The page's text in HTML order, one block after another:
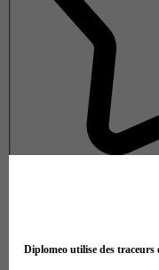
Diplomeo utilise des traceurs